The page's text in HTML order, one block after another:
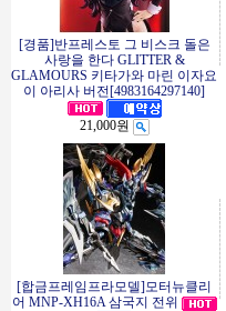
[경품]반프레스토 그 비스크 돌은
사랑을 한다 GLITTER &
GLAMOURS 키타가와 마린 이자요
이 아리사 버전[4983164297140]
21,000원
[합금프레임프라모델]모터뉴클리
어 MNP-XH16A 삼국지 전위